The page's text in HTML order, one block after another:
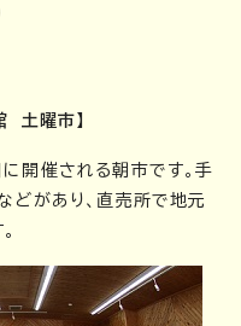
土曜市】
開催される朝市です。手
どがあり、直売所で地元